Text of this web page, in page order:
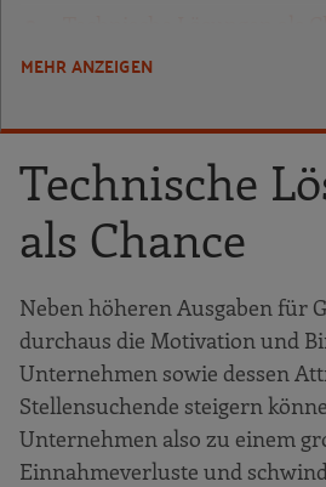
Digitale Assistenzsysteme
Den Nutzen digitaler
ausschöpfen
Umsetzungshilfen
Förderprogramme
Quellen
RKW Netzwerk
MEHR ANZEIGEN
Technische
als Chance
Neben höheren Ausgaben für
durchaus die Motivation und
Unternehmen sowie dessen
Stellensuchende steigern
Unternehmen also zu einem
Einnahmeverluste und